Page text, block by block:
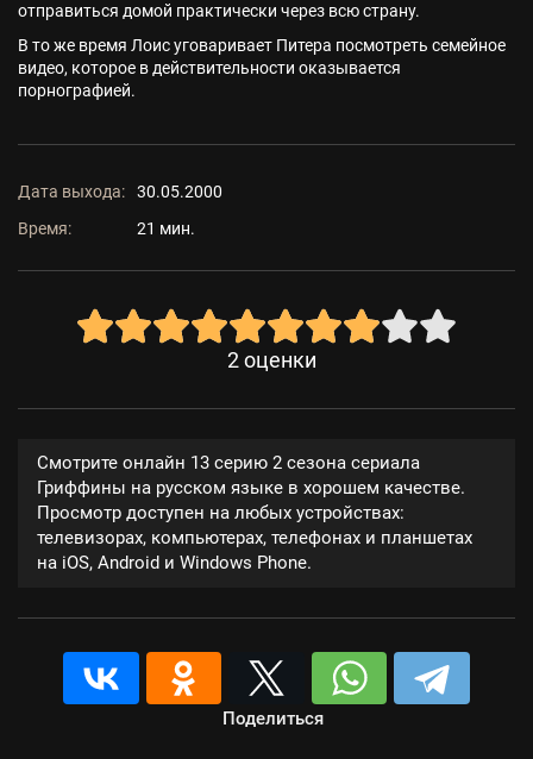
отправиться домой практически через всю страну.
В то же время Лоис уговаривает Питера посмотреть семейное
видео, которое в действительности оказывается
порнографией.
Дата выхода:
30.05.2000
Время:
21 мин.
2 оценки
Смотрите онлайн 13 серию 2 сезона сериала
Гриффины на русском языке в хорошем качестве.
Просмотр доступен на любых устройствах:
телевизорах, компьютерах, телефонах и планшетах
на iOS, Android и Windows Phone.
Поделиться